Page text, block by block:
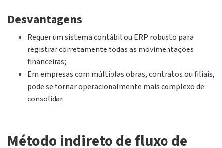
Desvantagens
Requer um sistema contábil ou ERP robusto para
registrar corretamente todas as movimentações
financeiras;
Em empresas com múltiplas obras, contratos ou filiais,
pode se tornar operacionalmente mais complexo de
consolidar.
Método indireto de fluxo de